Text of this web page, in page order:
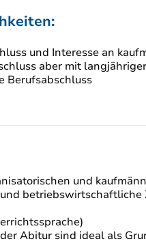
und Interesse an
aber mit
Berufsabschluss
und
Abitur sind ideal als